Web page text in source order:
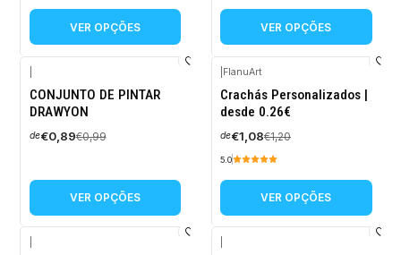
VER OPÇÕES VER OPÇÕES
-10%
DESCONTO
CONJUNTO DE PINTAR
DRAWYON
de€0,89€0,99
VER OPÇÕES
-10%
DESCONTO
FlanuArt
Crachás Personalizados |
desde 0.26€
de€1,08€1,20
5.0
VER OPÇÕES